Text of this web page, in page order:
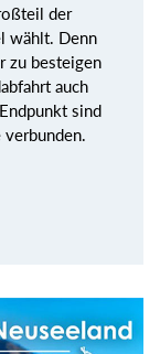
der
wählt. Denn
zu besteigen
auch
sind